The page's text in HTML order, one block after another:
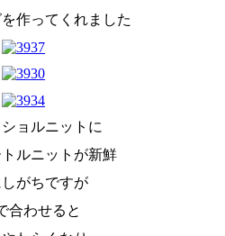
作ってくれました
ョルニットに
ルニットが新鮮
がちですが
合わせると